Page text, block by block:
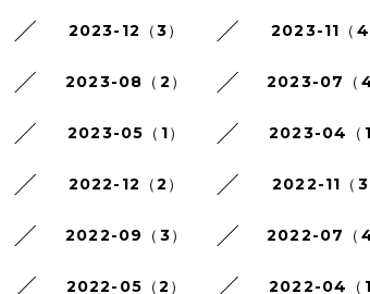
2023-12（3） 2023-11（4
2023-08（2） 2023-07（4
2023-05（1） 2023-04（1
2022-12（2） 2022-11（3
2022-09（3） 2022-07（4
2022-05（2） 2022-04（1